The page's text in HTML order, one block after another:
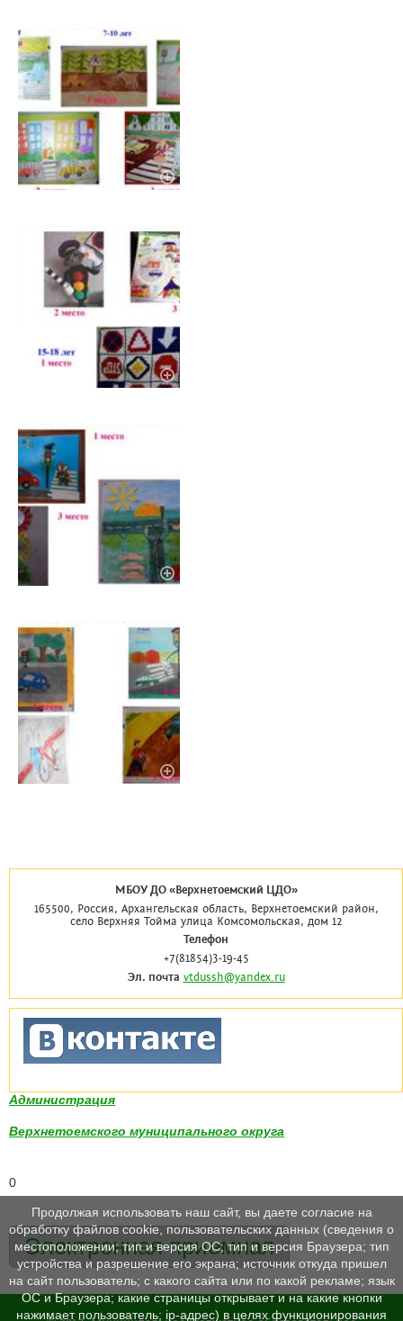
МБОУ ДО «Верхнетоемский ЦДО»
165500, Россия, Архангельская область, Верхнетоемский район,
село Верхняя Тойма улица Комсомольская, дом 12
Телефон
+7(81854)3-19-45
Эл. почта vtdussh@yandex.ru
Администрация
Верхнетоемского муниципального округа
0
Электронная приемная
Продолжая использовать наш сайт, вы даете согласие на
обработку файлов cookie, пользовательских данных (сведения о
местоположении; тип и версия ОС; тип и версия Браузера; тип
устройства и разрешение его экрана; источник откуда пришел
на сайт пользователь; с какого сайта или по какой рекламе; язык
ОС и Браузера; какие страницы открывает и на какие кнопки
нажимает пользователь; ip-адрес) в целях функционирования